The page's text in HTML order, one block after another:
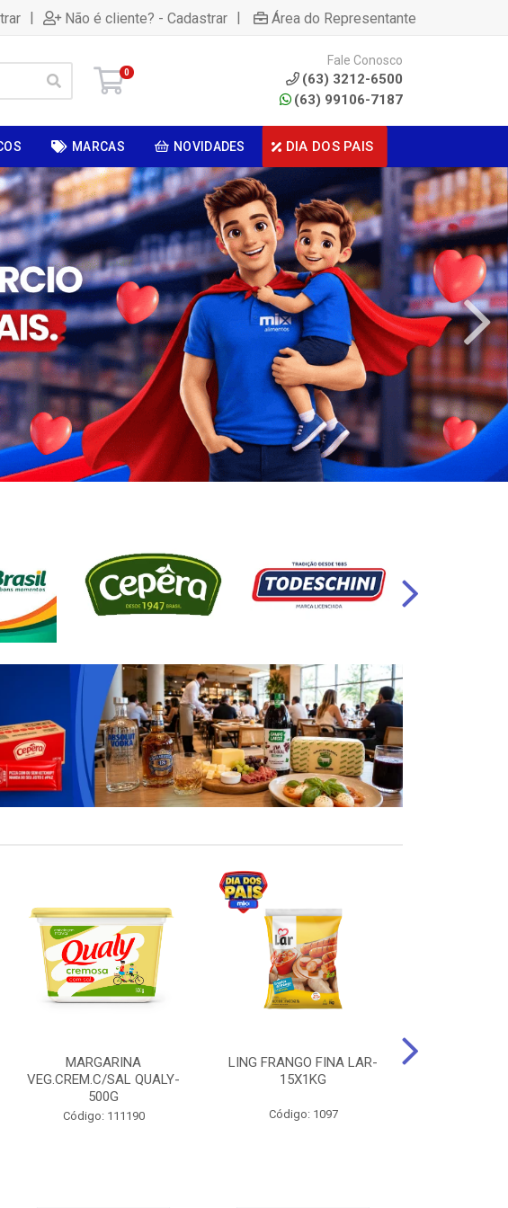
| Não é cliente? - Cadastrar | Área do Representante
0
Fale Conosco
(63) 3212-6500
(63) 99106-7187
MARCAS NOVIDADES DIA DOS PAIS
MARGARINA
VEG.CREM.C/SAL QUALY-
500G
Código: 111190
LING FRANGO FINA LAR-
15X1KG
Código: 1097